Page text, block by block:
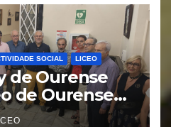
SOCIAL LICEO
de Ourense
de Ourense
en marcha del